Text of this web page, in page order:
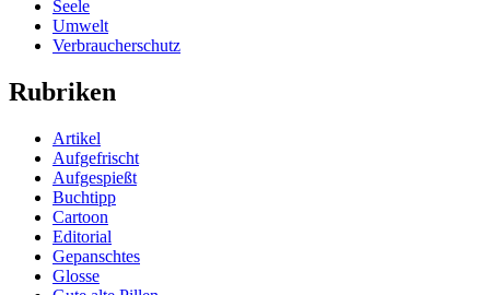
Seele
Umwelt
Verbraucherschutz
Rubriken
Artikel
Aufgefrischt
Aufgespießt
Buchtipp
Cartoon
Editorial
Gepanschtes
Glosse